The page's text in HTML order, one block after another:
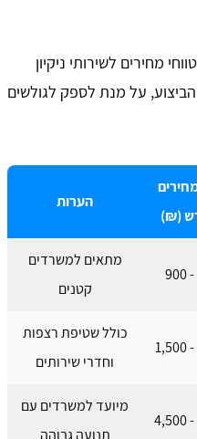
מחירים לשירותי ניקיון
על מנת לספק לגולשים
(₪)
הערות
מתאים למשרדים
קטנים
כולל שטיפת רצפות
וחדרי שירותים
מיועד למשרדים עם